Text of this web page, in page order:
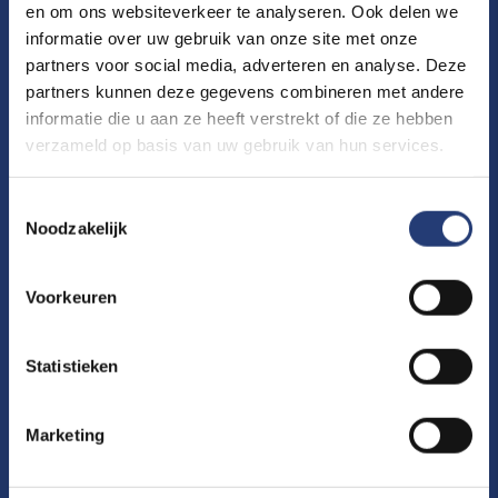
en om ons websiteverkeer te analyseren. Ook delen we
informatie over uw gebruik van onze site met onze
partners voor social media, adverteren en analyse. Deze
partners kunnen deze gegevens combineren met andere
informatie die u aan ze heeft verstrekt of die ze hebben
verzameld op basis van uw gebruik van hun services.
Noodzakelijk
Voorkeuren
Statistieken
Marketing
grafische vormgeving die de aandacht trekt.
Zo val jij op bij jouw doelgroep met een
krachtig en creatief ontwerp.
Spot Communicatie in Den Haag staat
Spot Communicatie
ontzorg en biedt ook de
jou aan de deur te bezorgen. Ongeacht of je
nemen via traditionele